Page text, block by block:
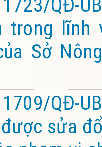
trong
Sở
QĐ-
sửa